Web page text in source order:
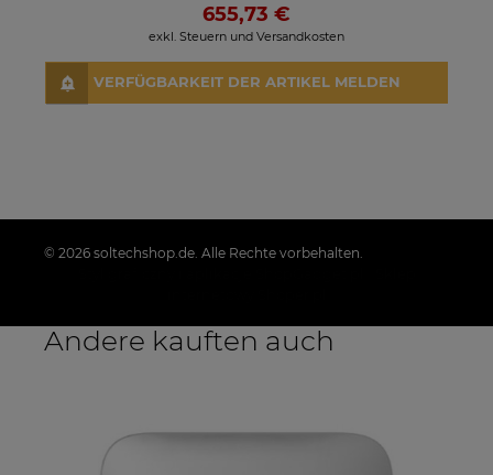
655,73 €
exkl. Steuern und Versandkosten
VERFÜGBARKEIT DER ARTIKEL MELDEN
© 2026 soltechshop.de. Alle Rechte vorbehalten.
Andere kauften auch